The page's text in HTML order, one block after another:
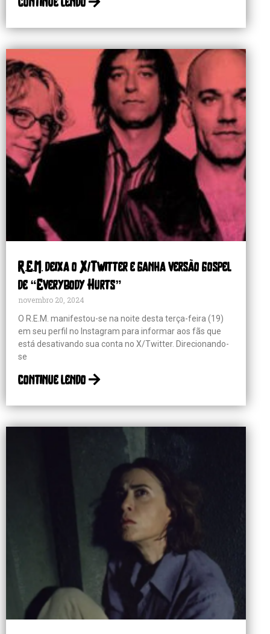
continue lendo
R.E.M. deixa o X/Twitter e ganha versão gospel
de “Everybody Hurts”
novembro 20, 2024
O R.E.M. manifestou-se na noite desta terça-feira (19)
em seu perfil no Instagram para informar aos fãs que
está desativando sua conta no X/Twitter. Direcionando-
se
continue lendo